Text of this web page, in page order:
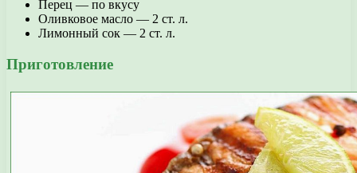
Перец — по вкусу
Оливковое масло — 2 ст. л.
Лимонный сок — 2 ст. л.
Приготовление